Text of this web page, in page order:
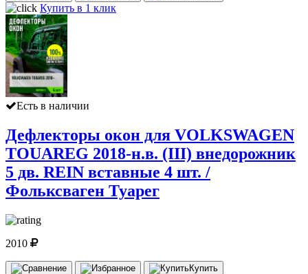
Купить в 1 клик
Есть в наличии
Дефлекторы окон для VOLKSWAGEN
TOUAREG 2018-н.в. (III) внедорожник
5 дв. REIN вставные 4 шт. /
Фольксваген Туарег
2010
Купить